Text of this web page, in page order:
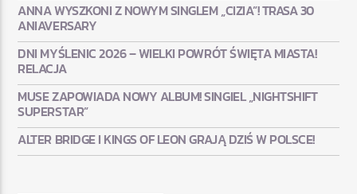
ANNA WYSZKONI Z NOWYM SINGLEM „CIZIA”! TRASA 30
ANIAVERSARY
DNI MYŚLENIC 2026 – WIELKI POWRÓT ŚWIĘTA MIASTA!
RELACJA
MUSE ZAPOWIADA NOWY ALBUM! SINGIEL „NIGHTSHIFT
SUPERSTAR”
ALTER BRIDGE I KINGS OF LEON GRAJĄ DZIŚ W POLSCE!